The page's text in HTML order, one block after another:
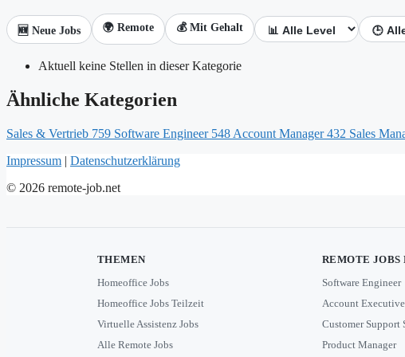
🆕 Neue Jobs 🌍 Remote 💰 Mit Gehalt
Aktuell keine Stellen in dieser Kategorie
Ähnliche Kategorien
Sales & Vertrieb 759 Software Engineer 548 Account Manager432 Sales
Impressum | Datenschutzerklärung
© 2026 remote-job.net
THEMEN
Homeoffice Jobs
Homeoffice Jobs Teilzeit
Virtuelle Assistenz Jobs
Alle Remote Jobs
REMOTE JOBS
Software Engineer
Account Executive
Customer Support
Product Manager